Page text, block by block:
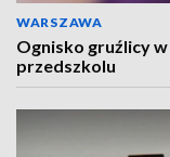
WARSZAWA
Ognisko gruźlicy
przedszkolu